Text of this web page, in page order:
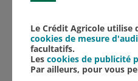
Le Crédit Agricole utilise
cookies de mesure
facultatifs.
Les cookies de publicité
Par ailleurs, pour vous